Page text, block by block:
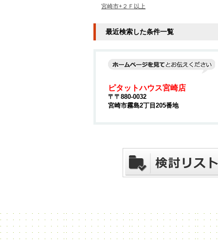
宮崎市+２Ｆ以上
最近検索した条件一覧
ピタットハウス宮崎店
〒〒880-0032
宮崎市霧島2丁目205番地